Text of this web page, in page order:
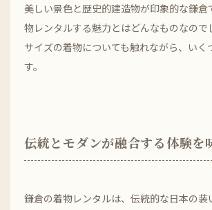
美しい景色と歴史的建造物が印象的な鎌倉
物レンタルする魅力とはどんなものなので
サイズの着物についても触れながら、いく
す。
伝統とモダンが融合する体験を
鎌倉の着物レンタルは、伝統的な日本の装